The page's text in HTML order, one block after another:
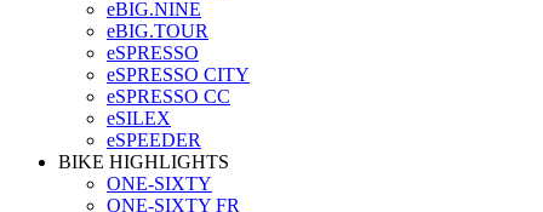
eBIG.NINE
eBIG.TOUR
eSPRESSO
eSPRESSO CITY
eSPRESSO CC
eSILEX
eSPEEDER
BIKE HIGHLIGHTS
ONE-SIXTY
ONE-SIXTY FR